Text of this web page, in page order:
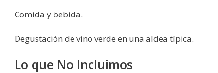
Comida y bebida.
Degustación de vino verde en una aldea típica.
Lo que No Incluimos